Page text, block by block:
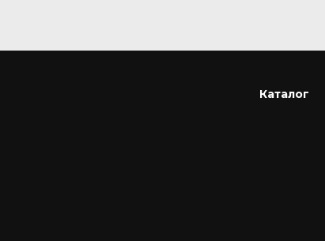
Каталог